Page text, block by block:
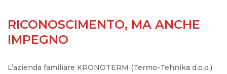
RICONOSCIMENTO, MA ANCHE
IMPEGNO
L’azienda familiare KRONOTERM (Termo-Tehnika d.o.o.)